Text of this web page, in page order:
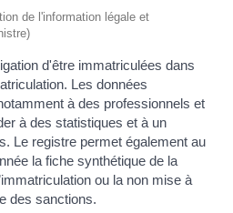
de l'information légale et
d'être immatriculées dans
Les données
à des professionnels et
à des statistiques et à un
Le registre permet également au
la fiche synthétique de la
ou la non mise à
des sanctions.